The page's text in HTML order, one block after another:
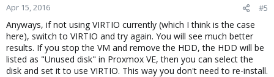
Apr 15, 2016 #5
Anyways, if not using VIRTIO currently (which I think is the case
here), switch to VIRTIO and try again. You will see much better
results. If you stop the VM and remove the HDD, the HDD will be
listed as "Unused disk" in Proxmox VE, then you can select the
disk and set it to use VIRTIO. This way you don't need to re-install.